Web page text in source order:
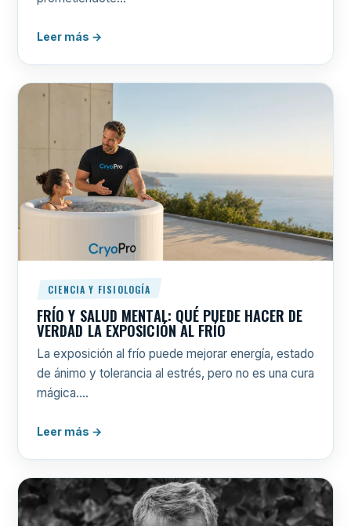
Leer más →
CIENCIA Y FISIOLOGÍA
FRÍO Y SALUD MENTAL: QUÉ PUEDE HACER DE
VERDAD LA EXPOSICIÓN AL FRÍO
La exposición al frío puede mejorar energía, estado
de ánimo y tolerancia al estrés, pero no es una cura
mágica.…
Leer más →